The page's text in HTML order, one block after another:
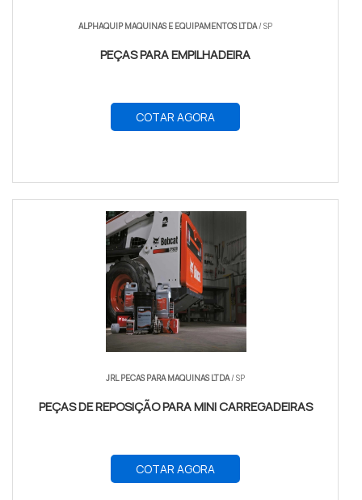
ALPHAQUIP MAQUINAS E EQUIPAMENTOS LTDA/ SP
PEÇAS PARA EMPILHADEIRA
COTAR AGORA
JRL PECAS PARA MAQUINAS LTDA/ SP
PEÇAS DE REPOSIÇÃO PARA MINI CARREGADEIRAS
COTAR AGORA